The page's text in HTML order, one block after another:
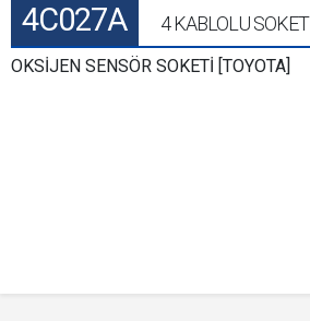
4C027A 4 KABLOLU SOKET
OKSİJEN SENSÖR SOKETİ [TOYOTA]